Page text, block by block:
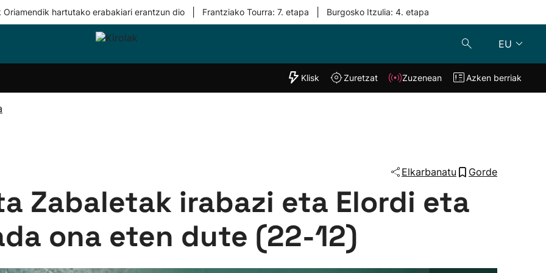
Oriamendik hartutako erabakiari erantzun dio Frantziako Tourra: 7. etapa Burgosko Itzulia: 4. etapa
EU
Taldeak
"Helmuga"
Klisk Zuzenean
Klisk Zuretzat Zuzenean Azken berriak
Elkarbanatu Gorde
Zabaletak irabazi eta Elordi eta
ona eten dute (22-12)